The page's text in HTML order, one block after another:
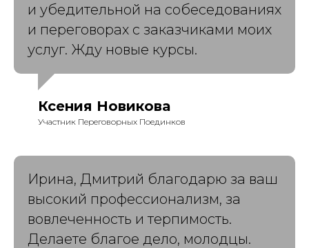
и убедительной на собеседованиях
и переговорах с заказчиками моих
услуг. Жду новые курсы.
Ксения Новикова
Участник Переговорных Поединков
Ирина, Дмитрий благодарю за ваш
высокий профессионализм, за
вовлеченность и терпимость.
Делаете благое дело, молодцы.